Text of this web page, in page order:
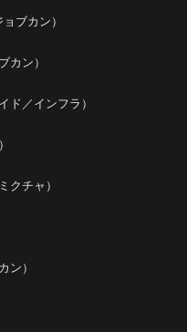
ブカン）
カン）
ド／インフラ）
クチャ）
ン）